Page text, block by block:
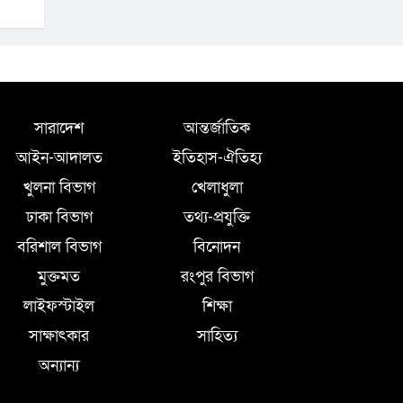
সারাদেশ
আন্তর্জাতিক
আইন-আদালত
ইতিহাস-ঐতিহ্য
খুলনা বিভাগ
খেলাধুলা
ঢাকা বিভাগ
তথ্য-প্রযুক্তি
বরিশাল বিভাগ
বিনোদন
মুক্তমত
রংপুর বিভাগ
লাইফস্টাইল
শিক্ষা
সাক্ষাৎকার
সাহিত্য
অন্যান্য